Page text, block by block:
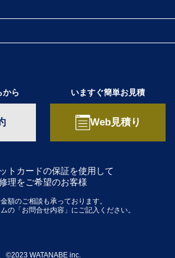
から いますぐ簡単お見積
Web見積り
トカードの保証を使用して
理をご希望のお客様
額のご相談も承っております。
の「お問合せ内容」にご記入ください。
©2023 WATANABE inc.